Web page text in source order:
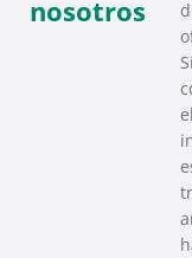
nosotros